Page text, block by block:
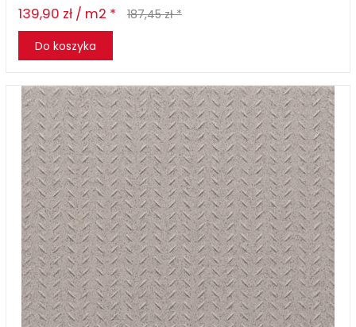
139,90 zł / m2 *
187,45 zł *
Do koszyka